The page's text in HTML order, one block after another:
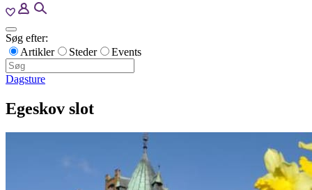
Søg efter:
Artikler
Steder Events
Dagsture
Egeskov slot